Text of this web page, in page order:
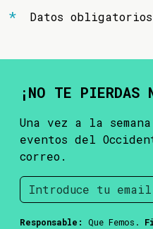
Datos obligatorios
¡NO TE PIERDAS
Una vez a la
eventos del
correo.
Responsable: Que Femos.